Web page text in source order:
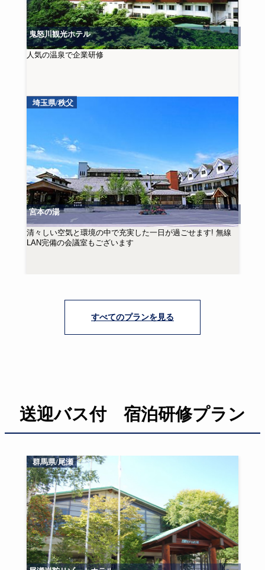
鬼怒川観光ホテル
人気の温泉で企業研修
埼玉県/秩父
宮本の湯
清々しい空気と環境の中で充実した一日が過ごせます! 無線
LAN完備の会議室もございます
すべてのプランを見る
送迎バス付 宿泊研修プラン
群馬県/尾瀬